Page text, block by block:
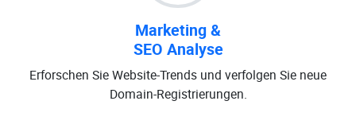
Marketing &
SEO Analyse
Erforschen Sie Website-Trends und verfolgen Sie neue
Domain-Registrierungen.